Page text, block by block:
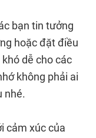
bạn tin tưởng
hoặc đặt điều
dễ cho các
không phải ai
nhé.
cảm xúc của